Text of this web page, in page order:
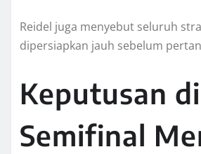
Reidel juga menyebut seluruh
dipersiapkan jauh sebelum
Keputusan di
Semifinal